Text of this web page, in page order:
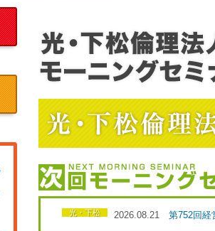
光・下松 2026.08.21 第752回